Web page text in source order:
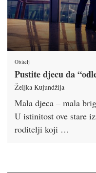
Obitelj
Pustite djecu da
Željka Kujundžija
Mala djeca – mala
U istinitost ove stare
roditelji koji …